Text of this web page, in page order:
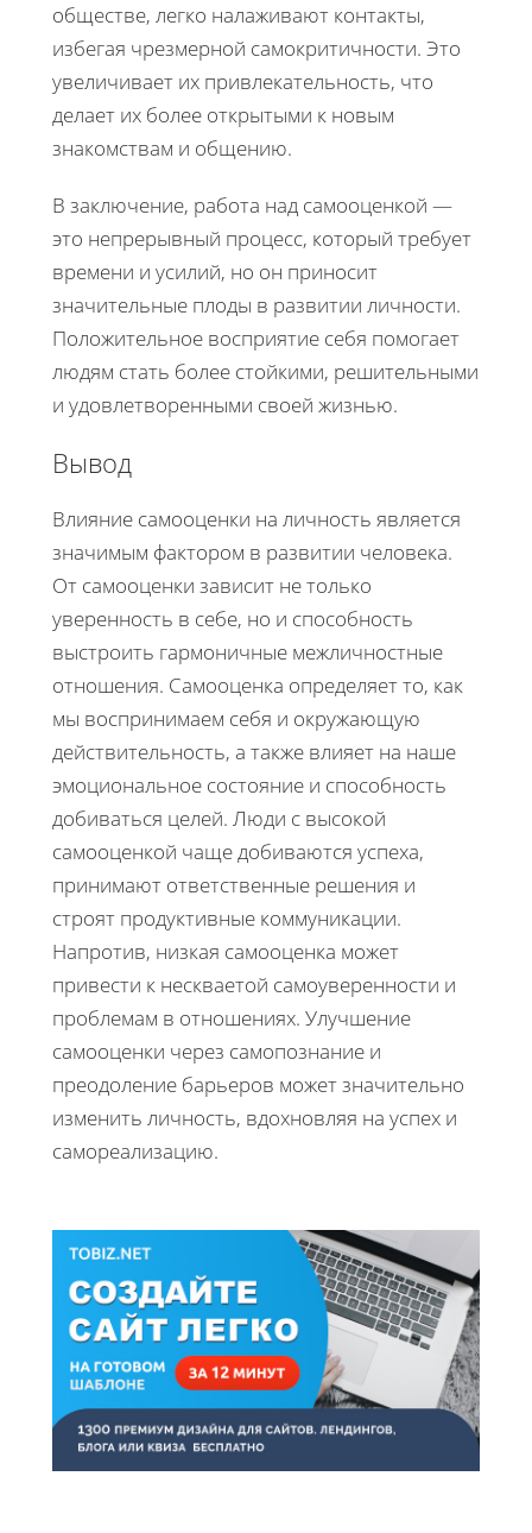
обществе, легко налаживают контакты,
избегая чрезмерной самокритичности. Это
увеличивает их привлекательность, что
делает их более открытыми к новым
знакомствам и общению.
В заключение, работа над самооценкой —
это непрерывный процесс, который требует
времени и усилий, но он приносит
значительные плоды в развитии личности.
Положительное восприятие себя помогает
людям стать более стойкими, решительными
и удовлетворенными своей жизнью.
Вывод
Влияние самооценки на личность является
значимым фактором в развитии человека.
От самооценки зависит не только
уверенность в себе, но и способность
выстроить гармоничные межличностные
отношения. Самооценка определяет то, как
мы воспринимаем себя и окружающую
действительность, а также влияет на наше
эмоциональное состояние и способность
добиваться целей. Люди с высокой
самооценкой чаще добиваются успеха,
принимают ответственные решения и
строят продуктивные коммуникации.
Напротив, низкая самооценка может
привести к нескваетой самоуверенности и
проблемам в отношениях. Улучшение
самооценки через самопознание и
преодоление барьеров может значительно
изменить личность, вдохновляя на успех и
самореализацию.